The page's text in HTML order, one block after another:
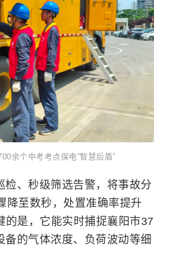
余个中考考点保电“智慧后盾”
检、秒级筛选告警，将事故分
降至数秒，处置准确率提升
的是，它能实时捕捉襄阳市37
备的气体浓度、负荷波动等细